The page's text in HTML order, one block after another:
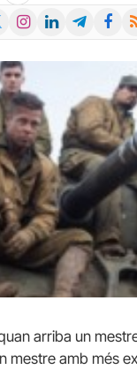
InstagramLinkedInTelegram
arriba un
mestre amb més